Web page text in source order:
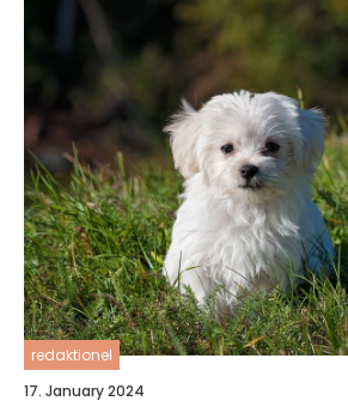
redaktionel
17. January 2024